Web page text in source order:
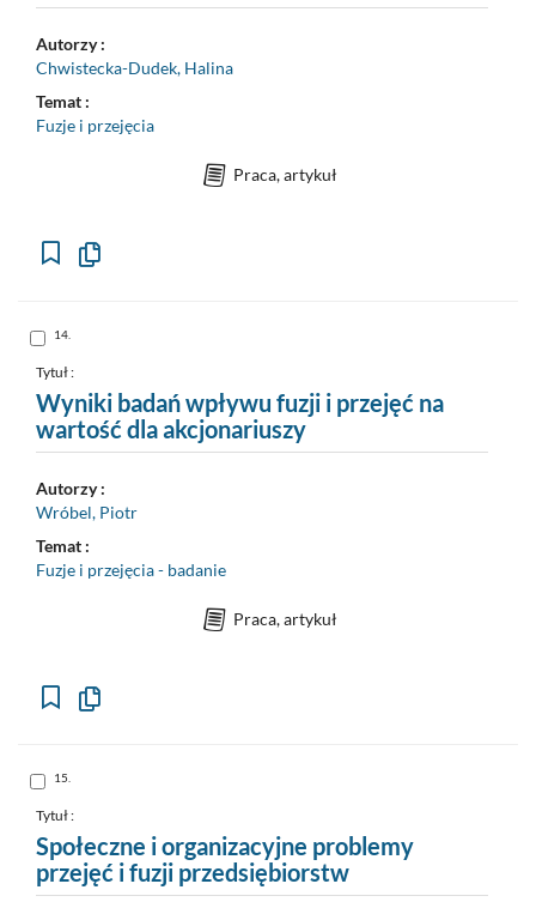
Autorzy :
Chwistecka-Dudek, Halina
Temat :
Fuzje i przejęcia
Praca, artykuł
Kopiuj
Skocz
do
nr
14
14.
Tytuł :
Wyniki badań wpływu fuzji i przejęć na
wartość dla akcjonariuszy
Autorzy :
Wróbel, Piotr
Temat :
Fuzje i przejęcia - badanie
Praca, artykuł
Kopiuj
Skocz
do
nr
15
15.
Tytuł :
Społeczne i organizacyjne problemy
przejęć i fuzji przedsiębiorstw